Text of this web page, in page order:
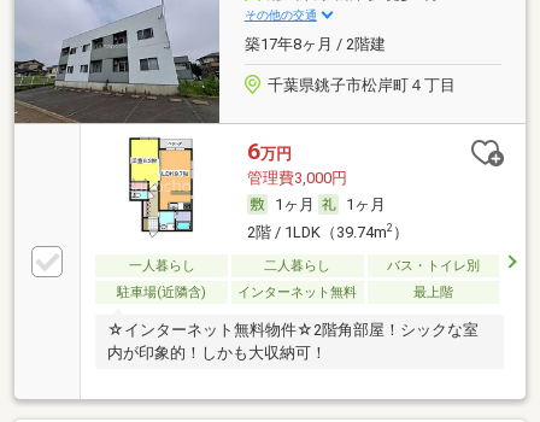
その他の交通
築17年8ヶ月 / 2階建
千葉県銚子市松岸町４丁目
6万円
管理費3,000円
1ヶ月
1ヶ月
2階 / 1LDK（39.74m2）
一人暮らし 二人暮らし
バス・トイレ別
駐車場(近隣含)
インターネット無料 最上階
☆インターネット無料物件☆2階角部屋！シックな室
内が印象的！しかも大収納可！